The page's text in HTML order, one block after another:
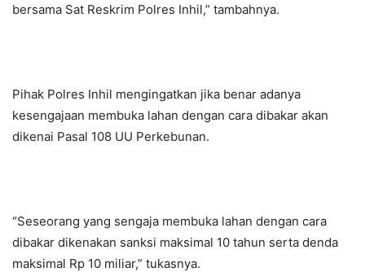
bersama Sat Reskrim Polres Inhil,” tambahnya.
Pihak Polres Inhil mengingatkan jika benar adanya
kesengajaan membuka lahan dengan cara dibakar akan
dikenai Pasal 108 UU Perkebunan.
“Seseorang yang sengaja membuka lahan dengan cara
dibakar dikenakan sanksi maksimal 10 tahun serta denda
maksimal Rp 10 miliar,” tukasnya.